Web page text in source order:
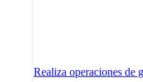
Realiza operaciones de